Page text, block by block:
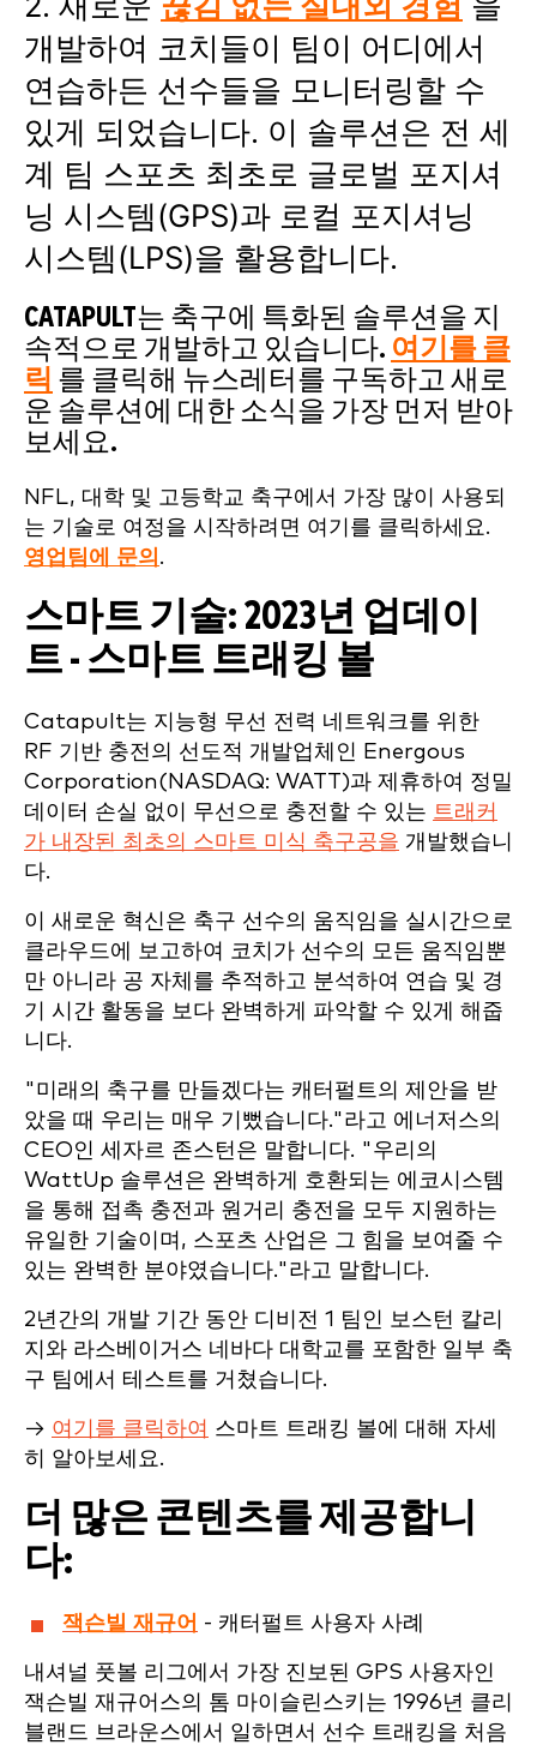
개발하여 코치들이 팀이 어디에서
연습하든 선수들을 모니터링할 수
있게 되었습니다. 이 솔루션은 전 세
계 팀 스포츠 최초로 글로벌 포지셔
닝 시스템(GPS)과 로컬 포지셔닝
시스템(LPS)을 활용합니다.
CATAPULT는 축구에 특화된 솔루션을 지
속적으로 개발하고 있습니다. 여기를 클
릭 를 클릭해 뉴스레터를 구독하고 새로
운 솔루션에 대한 소식을 가장 먼저 받아
보세요.
NFL, 대학 및 고등학교 축구에서 가장 많이 사용되
는 기술로 여정을 시작하려면 여기를 클릭하세요.
영업팀에 문의 .
스마트 기술: 2023년 업데이
트 - 스마트 트래킹 볼
Catapult는 지능형 무선 전력 네트워크를 위한
RF 기반 충전의 선도적 개발업체인 Energous
Corporation(NASDAQ: WATT)과 제휴하여 정밀
데이터 손실 없이 무선으로 충전할 수 있는 트래커
가 내장된 최초의 스마트 미식 축구공을 개발했습니
다.
이 새로운 혁신은 축구 선수의 움직임을 실시간으로
클라우드에 보고하여 코치가 선수의 모든 움직임뿐
만 아니라 공 자체를 추적하고 분석하여 연습 및 경
기 시간 활동을 보다 완벽하게 파악할 수 있게 해줍
니다.
"미래의 축구를 만들겠다는 캐터펄트의 제안을 받
았을 때 우리는 매우 기뻤습니다."라고 에너저스의
CEO인 세자르 존스턴은 말합니다. "우리의
WattUp 솔루션은 완벽하게 호환되는 에코시스템
을 통해 접촉 충전과 원거리 충전을 모두 지원하는
유일한 기술이며, 스포츠 산업은 그 힘을 보여줄 수
있는 완벽한 분야였습니다."라고 말합니다.
2년간의 개발 기간 동안 디비전 1 팀인 보스턴 칼리
지와 라스베이거스 네바다 대학교를 포함한 일부 축
구 팀에서 테스트를 거쳤습니다.
→ 여기를 클릭하여 스마트 트래킹 볼에 대해 자세
히 알아보세요.
더 많은 콘텐츠를 제공합니
다:
잭슨빌 재규어 - 캐터펄트 사용자 사례
내셔널 풋볼 리그에서 가장 진보된 GPS 사용자인
잭슨빌 재규어스의 톰 마이슬린스키는 1996년 클리
블랜드 브라운스에서 일하면서 선수 트래킹을 처음